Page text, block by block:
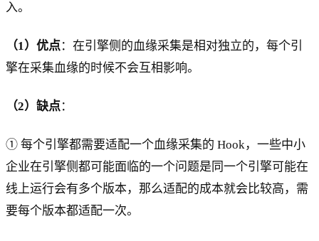
入。
（1）优点：在引擎侧的血缘采集是相对独立的，每个引
擎在采集血缘的时候不会互相影响。
（2）缺点：
① 每个引擎都需要适配一个血缘采集的 Hook，一些中小
企业在引擎侧都可能面临的一个问题是同一个引擎可能在
线上运行会有多个版本，那么适配的成本就会比较高，需
要每个版本都适配一次。